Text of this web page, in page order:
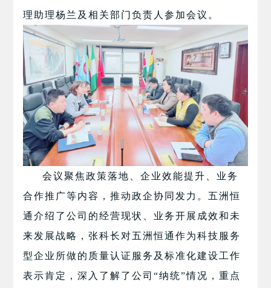
理助理杨兰及相关部门负责人参加会议。
会议聚焦政策落地、企业效能提升、业务
合作推广等内容，推动政企协同发力。五洲恒
通介绍了公司的经营现状、业务开展成效和未
来发展战略，张科长对五洲恒通作为科技服务
型企业所做的质量认证服务及标准化建设工作
表示肯定，深入了解了公司“纳统”情况，重点